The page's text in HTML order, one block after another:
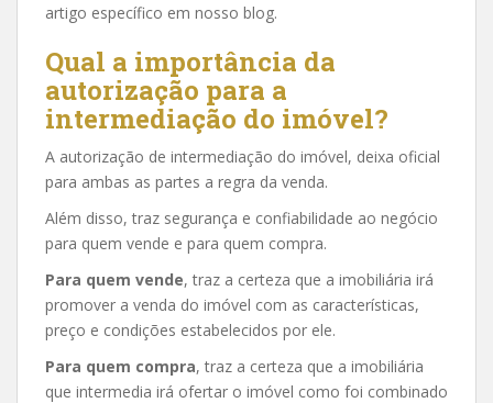
artigo específico em nosso blog.
Qual a importância da
autorização para a
intermediação do imóvel?
A autorização de intermediação do imóvel, deixa oficial
para ambas as partes a regra da venda.
Além disso, traz segurança e confiabilidade ao negócio
para quem vende e para quem compra.
Para quem vende, traz a certeza que a imobiliária irá
promover a venda do imóvel com as características,
preço e condições estabelecidos por ele.
Para quem compra, traz a certeza que a imobiliária
que intermedia irá ofertar o imóvel como foi combinado